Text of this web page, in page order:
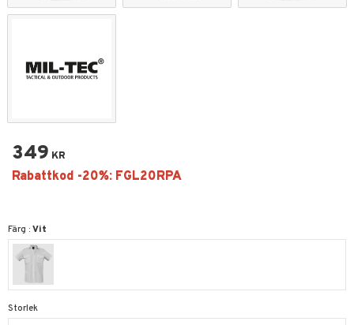
349 KR
Färg : Vit
Storlek